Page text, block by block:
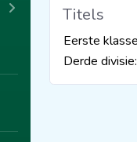
Titels
Eerste
Derde divisie: